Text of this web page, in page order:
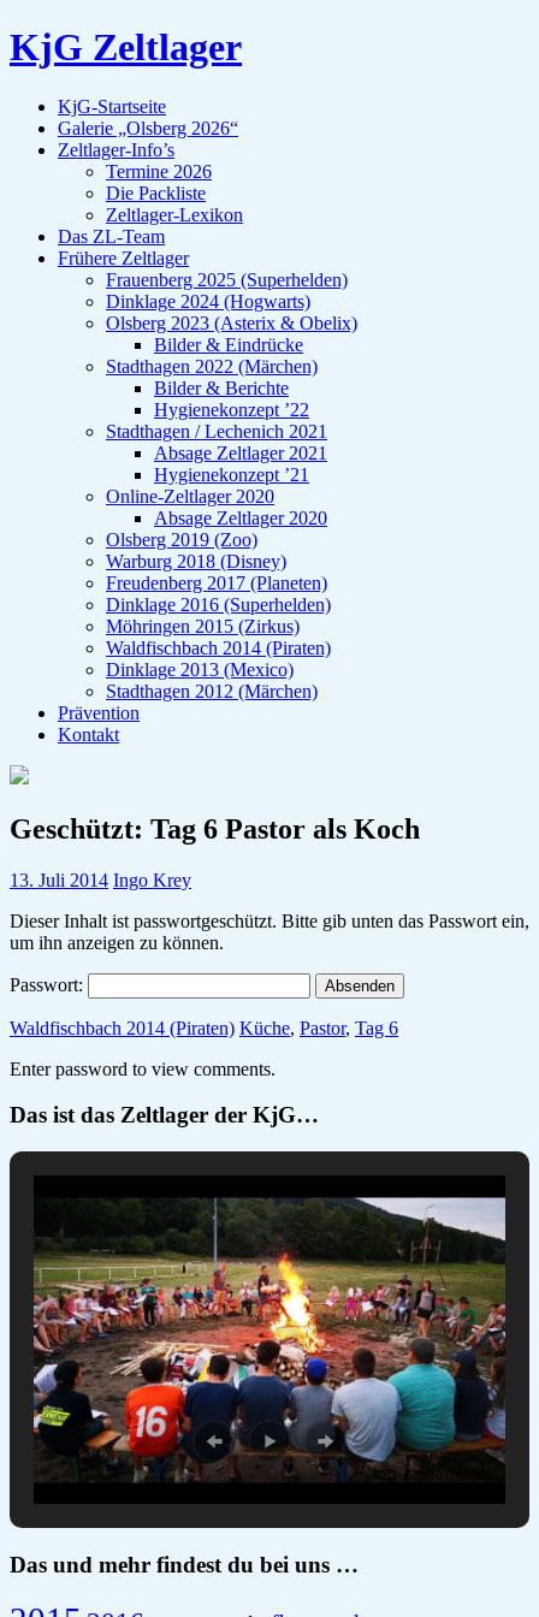
KjG Zeltlager
KjG-Startseite
Galerie „Olsberg 2026“
Zeltlager-Info’s
Termine 2026
Die Packliste
Zeltlager-Lexikon
Das ZL-Team
Frühere Zeltlager
Frauenberg 2025 (Superhelden)
Dinklage 2024 (Hogwarts)
Olsberg 2023 (Asterix & Obelix)
Bilder & Eindrücke
Stadthagen 2022 (Märchen)
Bilder & Berichte
Hygienekonzept ’22
Stadthagen / Lechenich 2021
Absage Zeltlager 2021
Hygienekonzept ’21
Online-Zeltlager 2020
Absage Zeltlager 2020
Olsberg 2019 (Zoo)
Warburg 2018 (Disney)
Freudenberg 2017 (Planeten)
Dinklage 2016 (Superhelden)
Möhringen 2015 (Zirkus)
Waldfischbach 2014 (Piraten)
Dinklage 2013 (Mexico)
Stadthagen 2012 (Märchen)
Prävention
Kontakt
Geschützt: Tag 6 Pastor als Koch
13. Juli 2014 Ingo Krey
Dieser Inhalt ist passwortgeschützt. Bitte gib unten das Passwort ein,
um ihn anzeigen zu können.
Passwort:
Waldfischbach 2014 (Piraten) Küche, Pastor, Tag 6
Enter password to view comments.
Das ist das Zeltlager der KjG…
Das und mehr findest du bei uns …